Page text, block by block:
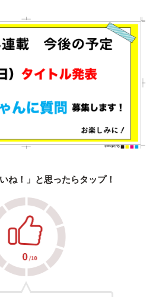
ね！」と思ったらタップ！